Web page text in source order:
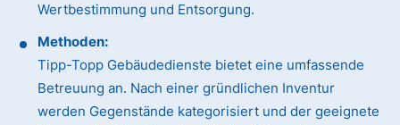
Wertbestimmung und Entsorgung.
Methoden:
Tipp-Topp Gebäudedienste bietet eine umfassende
Betreuung an. Nach einer gründlichen Inventur
werden Gegenstände kategorisiert und der geeignete